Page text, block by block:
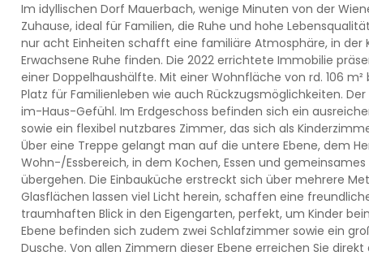
Im idyllischen Dorf Mauerbach, wenige Minuten von der
Zuhause, ideal für Familien, die Ruhe und hohe
nur acht Einheiten schafft eine familiäre Atmosphäre, in der
Erwachsene Ruhe finden. Die 2022 errichtete Immobilie
einer Doppelhaushälfte. Mit einer Wohnfläche von rd. 106
Platz für Familienleben wie auch Rückzugsmöglichkeiten.
im-Haus-Gefühl. Im Erdgeschoss befinden sich ein
sowie ein flexibel nutzbares Zimmer, das sich als
Über eine Treppe gelangt man auf die untere Ebene, dem
Wohn-/Essbereich, in dem Kochen, Essen und
übergehen. Die Einbauküche erstreckt sich über mehrere
Glasflächen lassen viel Licht herein, schaffen eine
traumhaften Blick in den Eigengarten, perfekt, um Kinder
Ebene befinden sich zudem zwei Schlafzimmer sowie ein
Dusche. Von allen Zimmern dieser Ebene erreichen Sie